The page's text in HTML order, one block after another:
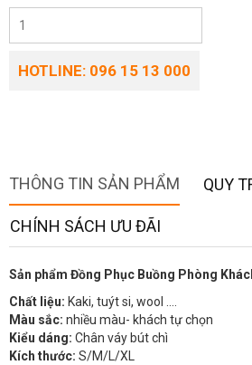
HOTLINE: 096 15 13 000
THÔNG TIN SẢN PHẨM QUY
CHÍNH SÁCH ƯU ĐÃI
Sản phẩm Đồng Phục Buồng Phòng
Chất liệu: Kaki, tuýt si, wool ….
Màu sắc: nhiều màu- khách tự chọn
Kiểu dáng: Chân váy bút chì
Kích thước: S/M/L/XL